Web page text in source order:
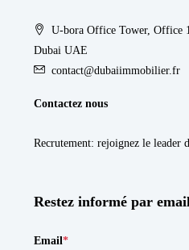
U-bora Office Tower, Office
Dubai UAE
contact@dubaiimmobilier.fr
Contactez nous
Recrutement: rejoignez le leader
Restez informé par email
Email*